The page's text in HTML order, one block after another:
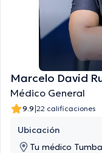
Marcelo David
Médico General
9.9|22 calificaciones
Ubicación
Tu médico